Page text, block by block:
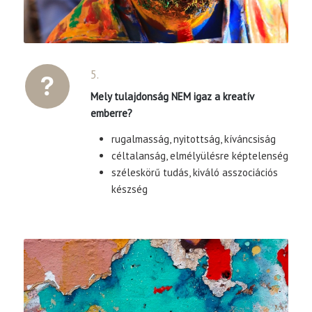
5.
Mely tulajdonság NEM igaz a kreatív
emberre?
rugalmasság, nyitottság, kíváncsiság
céltalanság, elmélyülésre képtelenség
széleskörű tudás, kiváló asszociációs
készség